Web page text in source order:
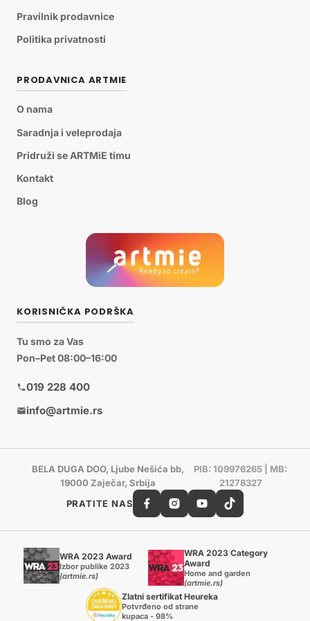
Pravilnik prodavnice
Politika privatnosti
PRODAVNICA ARTMIE
O nama
Saradnja i veleprodaja
Pridruži se ARTMiE timu
Kontakt
Blog
KORISNIČKA PODRŠKA
Tu smo za Vas
Pon–Pet 08:00–16:00
019 228 400
info@artmie.rs
BELA DUGA DOO, Ljube Nešića bb,
19000 Zaječar, Srbija
PIB: 109976265 | MB:
21278327
PRATITE NAS
WRA 2023 Award
Izbor publike 2023
(artmie.rs)
WRA 2023 Category
Award
Home and garden
(artmie.rs)
Zlatni sertifikat Heureka
Potvrđeno od strane
kupaca - 98%